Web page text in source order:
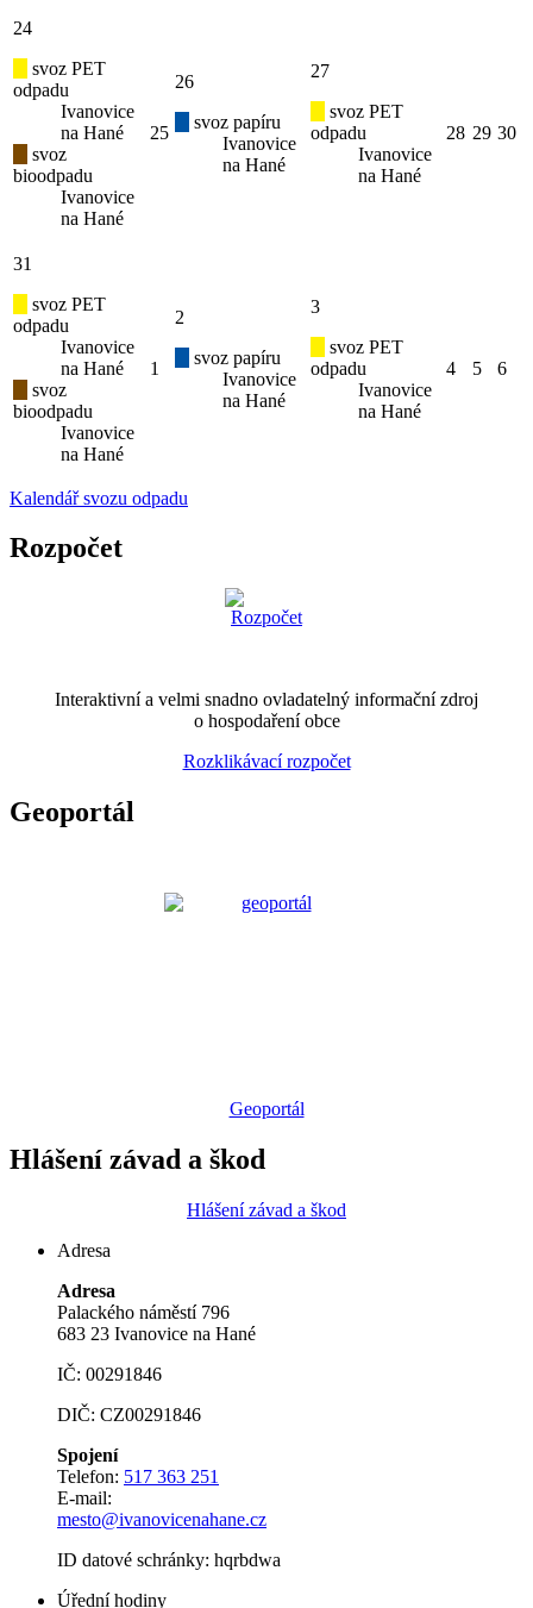
24
svoz PET
odpadu
Ivanovice
na Hané
svoz
bioodpadu
Ivanovice
na Hané
25
26
svoz papíru
Ivanovice
na Hané
27
svoz PET
odpadu
Ivanovice
na Hané
28 29 30
31
svoz PET
odpadu
Ivanovice
na Hané
svoz
bioodpadu
Ivanovice
na Hané
1
2
svoz papíru
Ivanovice
na Hané
3
svoz PET
odpadu
Ivanovice
na Hané
4 5 6
Kalendář svozu odpadu
Rozpočet
Interaktivní a velmi snadno ovladatelný informační zdroj
o hospodaření obce
Rozklikávací rozpočet
Geoportál
Geoportál
Hlášení závad a škod
Hlášení závad a škod
Adresa
Adresa
Palackého náměstí 796
683 23 Ivanovice na Hané
IČ: 00291846
DIČ: CZ00291846
Spojení
Telefon: 517 363 251
E-mail:
mesto@ivanovicenahane.cz
ID datové schránky: hqrbdwa
Úřední hodiny